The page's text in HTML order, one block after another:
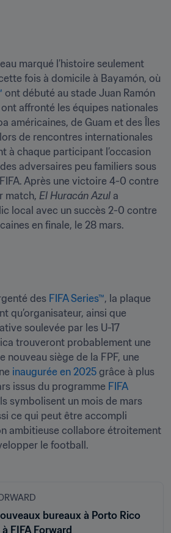
marqué l’histoire seulement
fois à domicile à Bayamón, où
ont débuté au stade Juan Ramón
affronté les équipes nationales
américaines, de Guam et des Îles
de rencontres internationales
à chaque participant l’occasion
adversaires peu familiers sous
Après une victoire 4-0 contre
match, El Huracán Azul a
local avec un succès 2-0 contre
en finale, le 28 mars.
des FIFA Series™, la plaque
qu’organisateur, ainsi que
soulevée par les U-17
trouveront probablement une
nouveau siège de la FPF, une
inaugurée en 2025 grâce à plus
issus du programme FIFA
symbolisent un mois de mars
ce qui peut être accompli
ambitieuse collabore étroitement
le football.
bureaux à Porto Rico
FIFA Forward